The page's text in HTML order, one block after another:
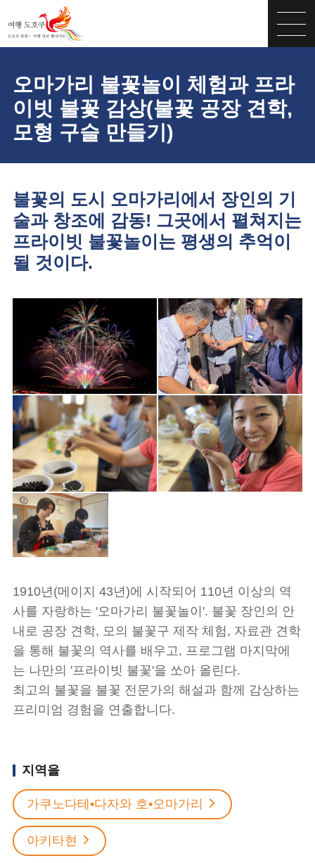
오마가리 불꽃놀이 체험과 프라
이빗 불꽃 감상(불꽃 공장 견학,
모형 구슬 만들기)
불꽃의 도시 오마가리에서 장인의 기
술과 창조에 감동! 그곳에서 펼쳐지는
프라이빗 불꽃놀이는 평생의 추억이
될 것이다.
1910년(메이지 43년)에 시작되어 110년 이상의 역
사를 자랑하는 '오마가리 불꽃놀이'. 불꽃 장인의 안
내로 공장 견학, 모의 불꽃구 제작 체험, 자료관 견학
을 통해 불꽃의 역사를 배우고, 프로그램 마지막에
는 나만의 '프라이빗 불꽃'을 쏘아 올린다.
최고의 불꽃을 불꽃 전문가의 해설과 함께 감상하는
프리미엄 경험을 연출합니다.
지역을
가쿠노다테•다자와 호•오마가리
아키타현